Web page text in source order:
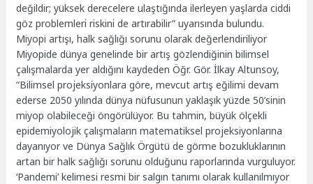
değildir; yüksek derecelere ulaştığında ilerleyen yaşlarda ciddi
göz problemleri riskini de artırabilir” uyarısında bulundu.
Miyopi artışı, halk sağlığı sorunu olarak değerlendiriliyor
Miyopide dünya genelinde bir artış gözlendiğinin bilimsel
çalışmalarda yer aldığını kaydeden Öğr. Gör. İlkay Altunsoy,
“Bilimsel projeksiyonlara göre, mevcut artış eğilimi devam
ederse 2050 yılında dünya nüfusunun yaklaşık yüzde 50’sinin
miyop olabileceği öngörülüyor. Bu tahmin, büyük ölçekli
epidemiyolojik çalışmaların matematiksel projeksiyonlarına
dayanıyor ve Dünya Sağlık Örgütü de görme bozukluklarının
artan bir halk sağlığı sorunu olduğunu raporlarında vurguluyor.
‘Pandemi’ kelimesi resmi bir salgın tanımı olarak kullanılmıyor